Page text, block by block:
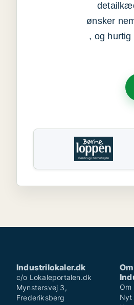
ønsker
, og
Industrilokaler.dk
c/o Lokaleportalen.dk
Mynstersvej 3,
Frederiksberg
Om
Om
Nyt